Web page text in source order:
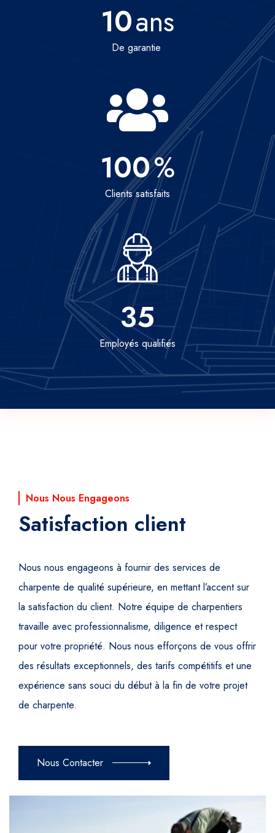
10ans
De garantie
100%
Clients satisfaits
35
Employés qualifiés
Nous Nous Engageons
Satisfaction client
Nous nous engageons à fournir des services de
charpente de qualité supérieure, en mettant l’accent sur
la satisfaction du client. Notre équipe de charpentiers
travaille avec professionnalisme, diligence et respect
pour votre propriété. Nous nous efforçons de vous offrir
des résultats exceptionnels, des tarifs compétitifs et une
expérience sans souci du début à la fin de votre projet
de charpente.
Nous Contacter